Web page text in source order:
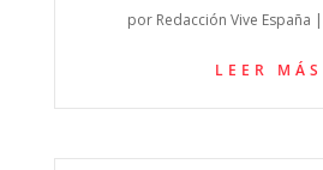
por Redacción Vive España |
LEER MÁS